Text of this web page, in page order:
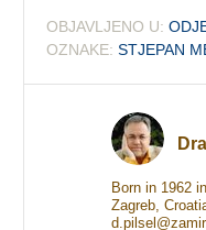
OBJAVLJENO U:
OZNAKE: STJEPAN
Born in 1962
Zagreb,